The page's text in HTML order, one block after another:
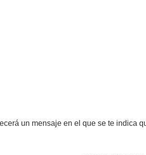
un mensaje en el que se te indica